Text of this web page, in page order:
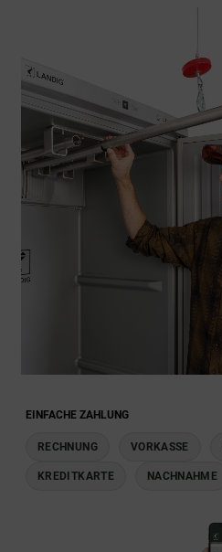
EINFACHE ZAHLUNG
RECHNUNG VORKASSE
KREDITKARTE NACHNAHME